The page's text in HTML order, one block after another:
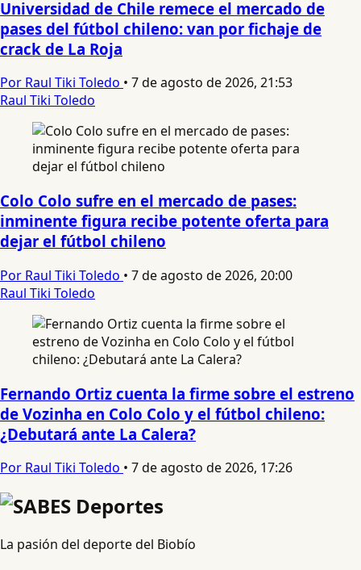
Universidad de Chile remece el mercado de
pases del fútbol chileno: van por fichaje de
crack de La Roja
Por Raul Tiki Toledo • 7 de agosto de 2026, 21:53
Raul Tiki Toledo
Colo Colo sufre en el mercado de pases:
inminente figura recibe potente oferta para
dejar el fútbol chileno
Por Raul Tiki Toledo • 7 de agosto de 2026, 20:00
Raul Tiki Toledo
Fernando Ortiz cuenta la firme sobre el estreno
de Vozinha en Colo Colo y el fútbol chileno:
¿Debutará ante La Calera?
Por Raul Tiki Toledo • 7 de agosto de 2026, 17:26
La pasión del deporte del Biobío